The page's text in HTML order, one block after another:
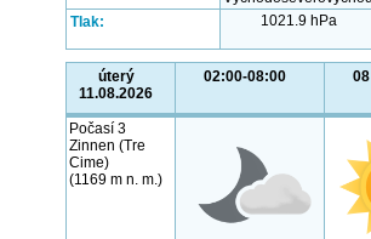
Tlak: 1021.9 hPa
úterý
11.08.2026
02:00-08:00
Počasí 3
Zinnen (Tre
Cime)
(1169 m n. m.)